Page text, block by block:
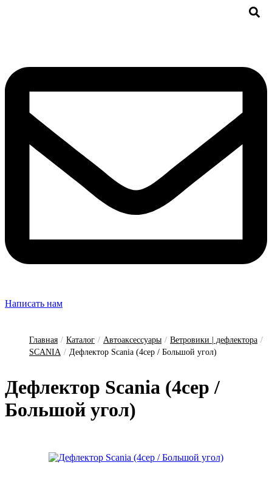
Написать нам
Главная / Каталог / Автоаксессуары / Ветровики | дефлектора /
SCANIA / Дефлектор Scania (4сер / Большой угол)
Деф­лектор Scania (4сер /
Боль­шой у­гол)